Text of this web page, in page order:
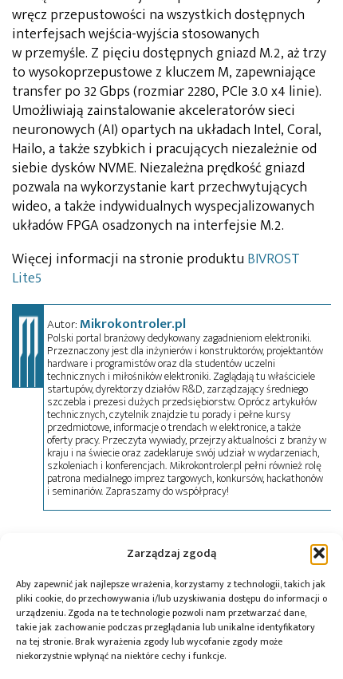
Zarządzaj zgodą
Aby zapewnić jak najlepsze wrażenia, korzystamy z technologii, takich jak
pliki cookie, do przechowywania i/lub uzyskiwania dostępu do informacji o
urządzeniu. Zgoda na te technologie pozwoli nam przetwarzać dane,
takie jak zachowanie podczas przeglądania lub unikalne identyfikatory
na tej stronie. Brak wyrażenia zgody lub wycofanie zgody może
niekorzystnie wpłynąć na niektóre cechy i funkcje.
wręcz przepustowości na wszystkich dostępnych
interfejsach wejścia-wyjścia stosowanych
w przemyśle. Z pięciu dostępnych gniazd M.2, aż trzy
to wysokoprzepustowe z kluczem M, zapewniające
transfer po 32 Gbps (rozmiar 2280, PCIe 3.0 x4 linie).
Umożliwiają zainstalowanie akceleratorów sieci
neuronowych (AI) opartych na układach Intel, Coral,
Hailo, a także szybkich i pracujących niezależnie od
siebie dysków NVME. Niezależna prędkość gniazd
pozwala na wykorzystanie kart przechwytujących
wideo, a także indywidualnych wyspecjalizowanych
układów FPGA osadzonych na interfejsie M.2.
Więcej informacji na stronie produktu BIVROST
Lite5
Autor:Mikrokontroler.pl
Polski portal branżowy dedykowany zagadnieniom elektroniki.
Przeznaczony jest dla inżynierów i konstruktorów, projektantów
hardware i programistów oraz dla studentów uczelni
technicznych i miłośników elektroniki. Zaglądają tu właściciele
startupów, dyrektorzy działów R&D, zarządzający średniego
szczebla i prezesi dużych przedsiębiorstw. Oprócz artykułów
technicznych, czytelnik znajdzie tu porady i pełne kursy
przedmiotowe, informacje o trendach w elektronice, a także
oferty pracy. Przeczyta wywiady, przejrzy aktualności z branży w
kraju i na świecie oraz zadeklaruje swój udział w wydarzeniach,
szkoleniach i konferencjach. Mikrokontroler.pl pełni również rolę
patrona medialnego imprez targowych, konkursów, hackathonów
i seminariów. Zapraszamy do współpracy!
minikomputer,SBC
Przeczytaj również: